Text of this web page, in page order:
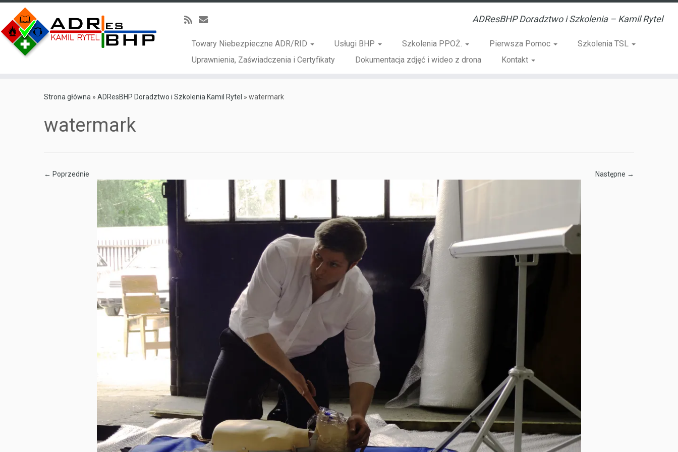
ADResBHP Doradztwo i Szkolenia – Kamil Rytel
Towary Niebezpieczne ADR/RID Usługi BHP Szkolenia PPOŻ. Pierwsza Pomoc
Szkolenia TSL
Uprawnienia, Zaświadczenia i Certyfikaty
Dokumentacja zdjęć i wideo z drona Kontakt
Strona główna » ADResBHP Doradztwo i Szkolenia Kamil Rytel » watermark
watermark
← Poprzednie Następne →